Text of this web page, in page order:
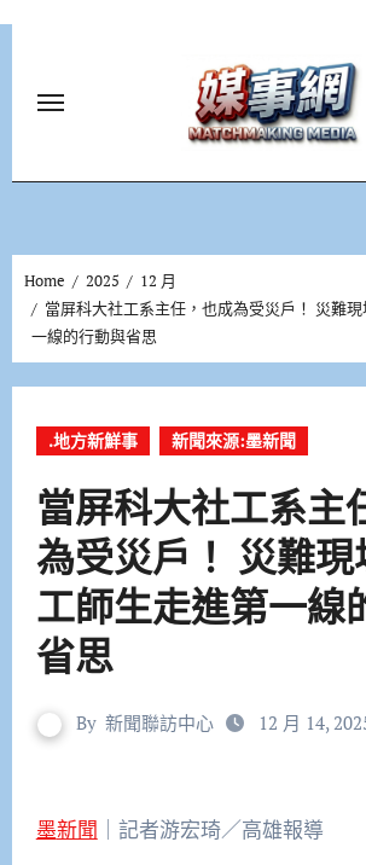
Home 2025
12 月
當屏科大社工系主任，也成為受災戶！ 災難
一線的行動與省思
.地方新鮮事 新聞來源:墨新聞
當屏科大社工系主
為受災戶！ 災難
工師生走進第一線
省思
By 新聞聯訪中心 12 月 14,
墨新聞 ｜記者游宏琦／高雄報導